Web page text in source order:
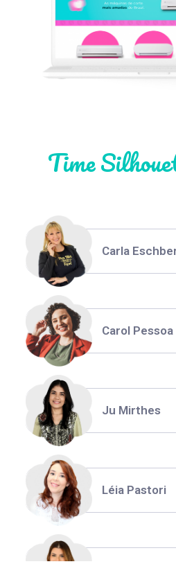
Time
Léia Pastori
Thiara Ney
Carla
Carol Pessoa
Ju Mirthes
Léia Pastori